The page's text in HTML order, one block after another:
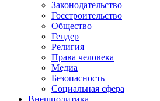
Законодательство
Госстроительство
Общество
Гендер
Религия
Права человека
Медиа
Безопасность
Социальная сфера
Внешполитика